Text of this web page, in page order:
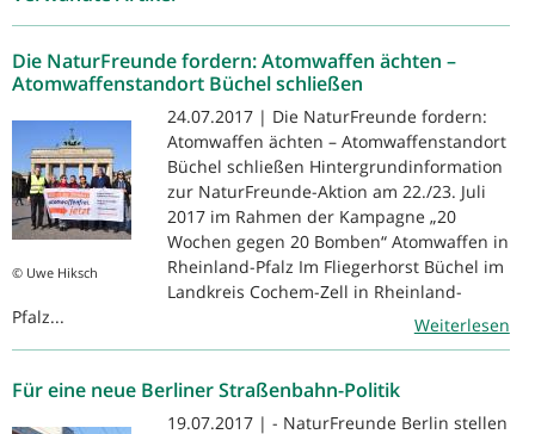
Die NaturFreunde fordern: Atomwaffen ächten –
Atomwaffenstandort Büchel schließen
© Uwe Hiksch
24.07.2017 | Die NaturFreunde fordern:
Atomwaffen ächten – Atomwaffenstandort
Büchel schließen Hintergrundinformation
zur NaturFreunde-Aktion am 22./23. Juli
2017 im Rahmen der Kampagne „20
Wochen gegen 20 Bomben“ Atomwaffen in
Rheinland-Pfalz Im Fliegerhorst Büchel im
Landkreis Cochem-Zell in Rheinland-
Pfalz...
Weiterlesen
Für eine neue Berliner Straßenbahn-Politik
19.07.2017 | - NaturFreunde Berlin stellen